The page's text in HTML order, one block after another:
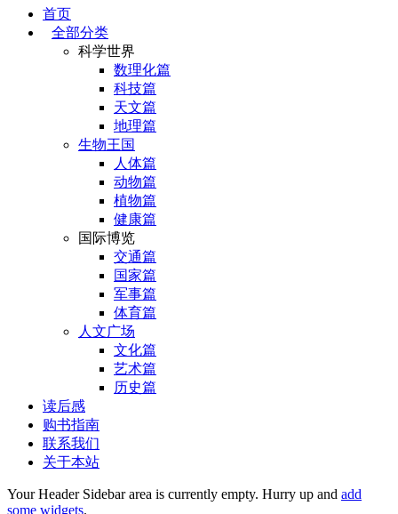
首页
全部分类
科学世界
数理化篇
科技篇
天文篇
地理篇
生物王国
人体篇
动物篇
植物篇
健康篇
国际博览
交通篇
国家篇
军事篇
体育篇
人文广场
文化篇
艺术篇
历史篇
读后感
购书指南
联系我们
关于本站
Your Header Sidebar area is currently empty. Hurry up and add
some widgets.